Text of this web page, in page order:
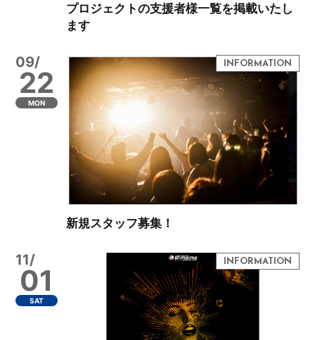
プロジェクトの支援者様一覧を掲載いたし
ます
09/
22
MON
新規スタッフ募集！
11/
01
SAT